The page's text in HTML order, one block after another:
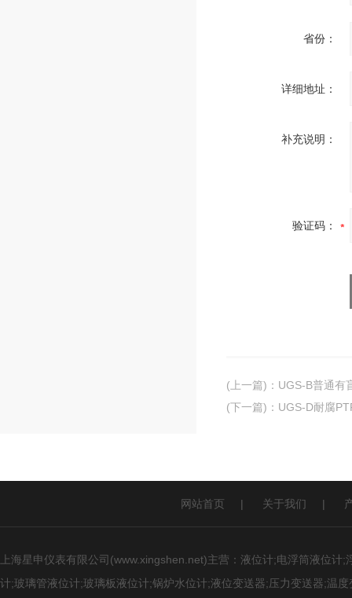
省份：
详细地址：
补充说明：
验证码：
(上一篇) ： UGS-B普通有
(下一篇) ： UGS-D耐腐
网站首页 | 关于我们 |
上海星申仪表有限公司(www.xingshen.net)主营：液位计;电浮筒液位
计;玻璃管液位计;玻璃板液位计;锅炉水位计;液位变送器;压力变送器;温